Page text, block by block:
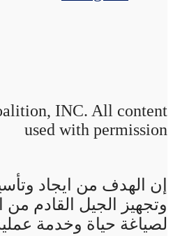
INC. All content
used with permission
إن الهدف من ايجاد
وتجهيز الجيل القادم من
لصياغة حياة وخدمة